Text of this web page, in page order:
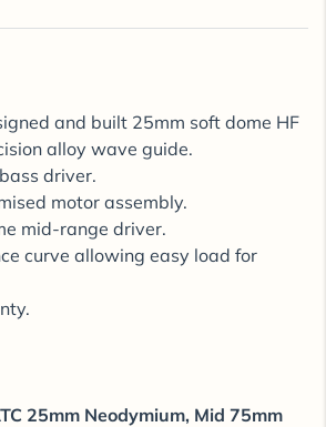
and built 25mm soft dome HF
alloy wave guide.
driver.
motor assembly.
mid-range driver.
curve allowing easy load for
25mm Neodymium, Mid 75mm